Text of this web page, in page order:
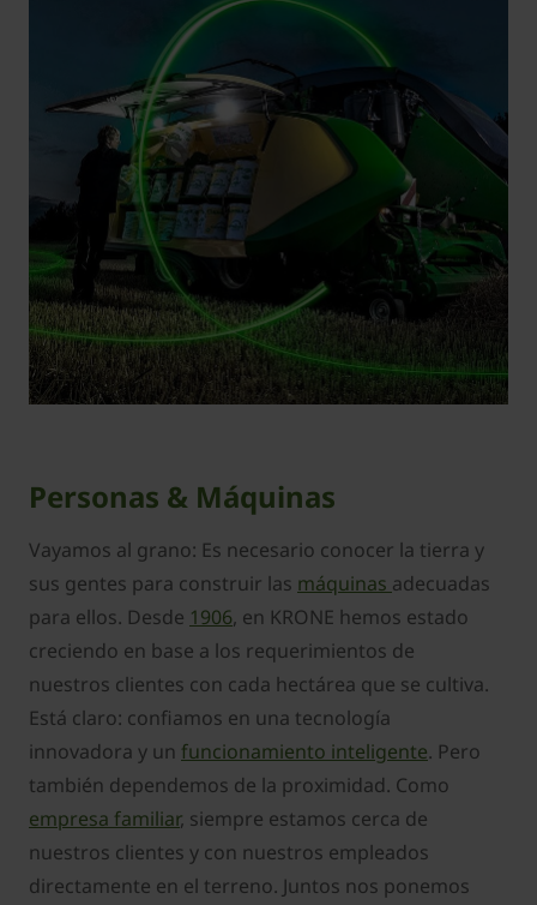
Personas & Máquinas
Vayamos al grano: Es necesario conocer la tierra y
sus gentes para construir las máquinas adecuadas
para ellos. Desde 1906, en KRONE hemos estado
creciendo en base a los requerimientos de
nuestros clientes con cada hectárea que se cultiva.
Está claro: confiamos en una tecnología
innovadora y un funcionamiento inteligente. Pero
también dependemos de la proximidad. Como
empresa familiar, siempre estamos cerca de
nuestros clientes y con nuestros empleados
directamente en el terreno. Juntos nos ponemos